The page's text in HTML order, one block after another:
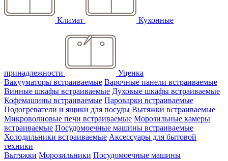
Климат Кухонные
принадлежности
Уценка
Вакууматоры встраиваемые Варочные панели встраиваемые
Винные шкафы встраиваемые Духовые шкафы встраиваемые
Кофемашины встраиваемые Пароварки встраиваемые
Подогреватели и ящики для посуды Вытяжки встраиваемые
Микроволновые печи встраиваемые Морозильные камеры
встраиваемые Посудомоечные машины встраиваемые
Холодильники встраиваемые Аксессуары для бытовой
техники
Вытяжки Морозильники Посудомоечные машины